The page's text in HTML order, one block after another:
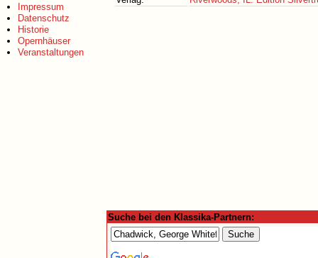
Impressum
Datenschutz
Historie
Opernhäuser
Veranstaltungen
Suche bei den Klassika-Partnern: